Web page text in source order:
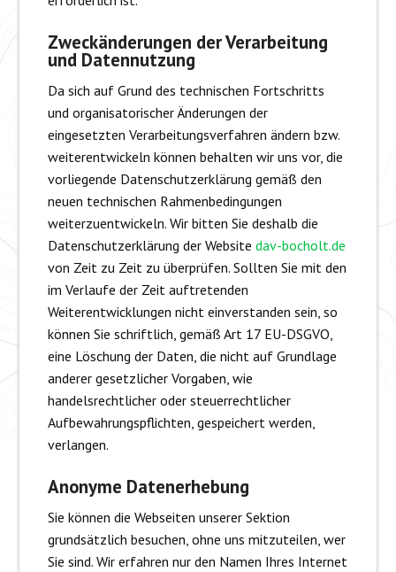
Zweckänderungen der Verarbeitung
und Datennutzung
Da sich auf Grund des technischen Fortschritts
und organisatorischer Änderungen der
eingesetzten Verarbeitungsverfahren ändern bzw.
weiterentwickeln können behalten wir uns vor, die
vorliegende Datenschutzerklärung gemäß den
neuen technischen Rahmenbedingungen
weiterzuentwickeln. Wir bitten Sie deshalb die
Datenschutzerklärung der Website dav-bocholt.de
von Zeit zu Zeit zu überprüfen. Sollten Sie mit den
im Verlaufe der Zeit auftretenden
Weiterentwicklungen nicht einverstanden sein, so
können Sie schriftlich, gemäß Art 17 EU-DSGVO,
eine Löschung der Daten, die nicht auf Grundlage
anderer gesetzlicher Vorgaben, wie
handelsrechtlicher oder steuerrechtlicher
Aufbewahrungspflichten, gespeichert werden,
verlangen.
Anonyme Datenerhebung
Sie können die Webseiten unserer Sektion
grundsätzlich besuchen, ohne uns mitzuteilen, wer
Sie sind. Wir erfahren nur den Namen Ihres Internet